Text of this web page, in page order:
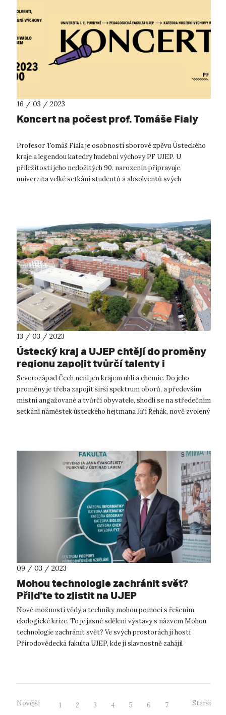
16 / 03 / 2023
Koncert na počest prof. Tomáše Fialy
Profesor Tomáš Fiala je osobností sborové zpěvu Ústeckého
kraje a legendou katedry hudební výchovy PF UJEP. U
příležitosti jeho nedožitých 90. narozenin připravuje
univerzita velké setkání studentů a absolventů svých
13 / 03 / 2023
Ústecký kraj a UJEP chtějí do proměny
regionu zapojit tvůrčí talenty i
vzdělané obyvatele
Severozápad Čech není jen krajem uhlí a chemie. Do jeho
proměny je třeba zapojit širší spektrum oborů, a především
místní angažované a tvůrčí obyvatele, shodli se na středečním
setkání náměstek ústeckého hejtmana Jiří Řehák, nově zvolený
09 / 03 / 2023
Mohou technologie zachránit svět?
Přijďte to zjistit na UJEP
Nové možnosti vědy a techniky mohou pomoci s řešením
ekologické krize. To je jasné sdělení výstavy s názvem Mohou
technologie zachránit svět? Ve svých prostorách ji hostí
Přírodovědecká fakulta UJEP, kde ji slavnostně zahájil
Novější 1 2 3 4 5 6 7 Starší